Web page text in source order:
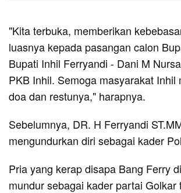
"Kita terbuka, memberikan
luasnya kepada pasangan calon
Bupati Inhil Ferryandi - Dani M
PKB Inhil. Semoga masyarakat Inhil
doa dan restunya," harapnya.
Sebelumnya, DR. H Ferryandi
mengundurkan diri sebagai kader
Pria yang kerap disapa Bang Ferry
mundur sebagai kader partai Golkar